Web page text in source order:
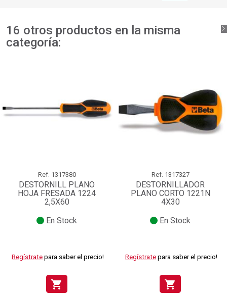
16 otros productos en la misma
categoría:
Ref. 1317380
DESTORNILL PLANO
HOJA FRESADA 1224
2,5X60
En Stock
Regístrate para saber el precio!
shopping_cart
Ref. 1317327
DESTORNILLADOR
PLANO CORTO 1221N
4X30
En Stock
Regístrate para saber el precio!
shopping_cart